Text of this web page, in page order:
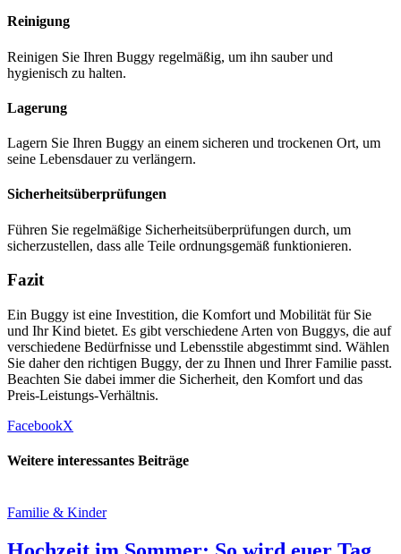
Reinigung
Reinigen Sie Ihren Buggy regelmäßig, um ihn sauber und
hygienisch zu halten.
Lagerung
Lagern Sie Ihren Buggy an einem sicheren und trockenen Ort, um
seine Lebensdauer zu verlängern.
Sicherheitsüberprüfungen
Führen Sie regelmäßige Sicherheitsüberprüfungen durch, um
sicherzustellen, dass alle Teile ordnungsgemäß funktionieren.
Fazit
Ein Buggy ist eine Investition, die Komfort und Mobilität für Sie
und Ihr Kind bietet. Es gibt verschiedene Arten von Buggys, die auf
verschiedene Bedürfnisse und Lebensstile abgestimmt sind. Wählen
Sie daher den richtigen Buggy, der zu Ihnen und Ihrer Familie passt.
Beachten Sie dabei immer die Sicherheit, den Komfort und das
Preis-Leistungs-Verhältnis.
FacebookX
Weitere interessantes Beiträge
Familie & Kinder